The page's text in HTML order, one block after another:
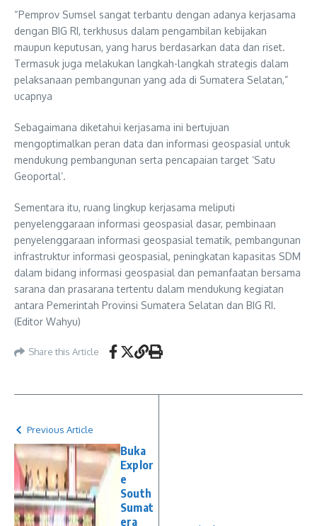
“Pemprov Sumsel sangat terbantu dengan adanya kerjasama
dengan BIG RI, terkhusus dalam pengambilan kebijakan
maupun keputusan, yang harus berdasarkan data dan riset.
Termasuk juga melakukan langkah-langkah strategis dalam
pelaksanaan pembangunan yang ada di Sumatera Selatan,”
ucapnya
Sebagaimana diketahui kerjasama ini bertujuan
mengoptimalkan peran data dan informasi geospasial untuk
mendukung pembangunan serta pencapaian target ‘Satu
Geoportal’.
Sementara itu, ruang lingkup kerjasama meliputi
penyelenggaraan informasi geospasial dasar, pembinaan
penyelenggaraan informasi geospasial tematik, pembangunan
infrastruktur informasi geospasial, peningkatan kapasitas SDM
dalam bidang informasi geospasial dan pemanfaatan bersama
sarana dan prasarana tertentu dalam mendukung kegiatan
antara Pemerintah Provinsi Sumatera Selatan dan BIG RI.
(Editor Wahyu)
Share this Article
Previous Article
Buka
Explor
e
South
Sumat
era